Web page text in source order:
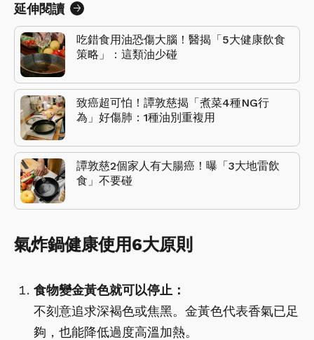
延伸閱讀
吃錯食用油恐傷大腦！醫揭「5大健康飲食
策略」：這類油少碰
致癌超可怕！譚敦慈揭「煮菜4種NG行
為」好傷肺：1種油別重複用
譚敦慈2個家人有大腸癌！曝「3大地雷飲
食」不要碰
氣炸鍋健康使用6大原則
食物變金黃色就可以停止：
不刻意追求深褐色或焦黑。金黃色代表香氣已足
夠，也能降低過度高溫加熱。